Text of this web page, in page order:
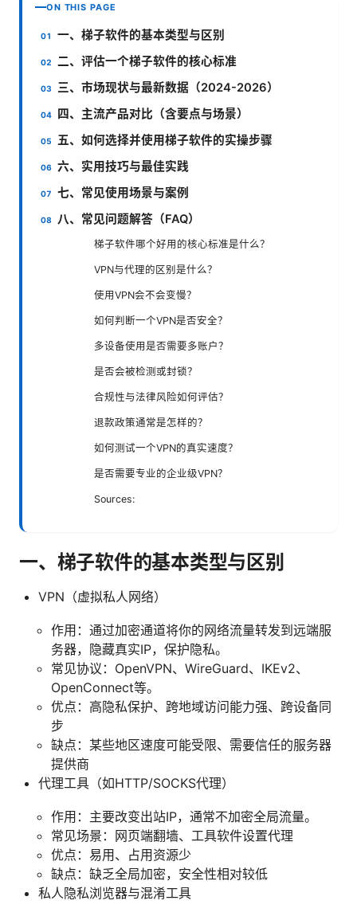
ON THIS PAGE
一、梯子软件的基本类型与区别
二、评估一个梯子软件的核心标准
三、市场现状与最新数据（2024-2026）
四、主流产品对比（含要点与场景）
五、如何选择并使用梯子软件的实操步骤
六、实用技巧与最佳实践
七、常见使用场景与案例
八、常见问题解答（FAQ）
梯子软件哪个好用的核心标准是什么？
VPN与代理的区别是什么？
使用VPN会不会变慢？
如何判断一个VPN是否安全？
多设备使用是否需要多账户？
是否会被检测或封锁？
合规性与法律风险如何评估？
退款政策通常是怎样的？
如何测试一个VPN的真实速度？
是否需要专业的企业级VPN？
Sources:
一、梯子软件的基本类型与区别
VPN（虚拟私人网络）
作用：通过加密通道将你的网络流量转发到远端服
务器，隐藏真实IP，保护隐私。
常见协议：OpenVPN、WireGuard、IKEv2、
OpenConnect等。
优点：高隐私保护、跨地域访问能力强、跨设备同
步
缺点：某些地区速度可能受限、需要信任的服务器
提供商
代理工具（如HTTP/SOCKS代理）
作用：主要改变出站IP，通常不加密全局流量。
常见场景：网页端翻墙、工具软件设置代理
优点：易用、占用资源少
缺点：缺乏全局加密，安全性相对较低
私人隐私浏览器与混淆工具